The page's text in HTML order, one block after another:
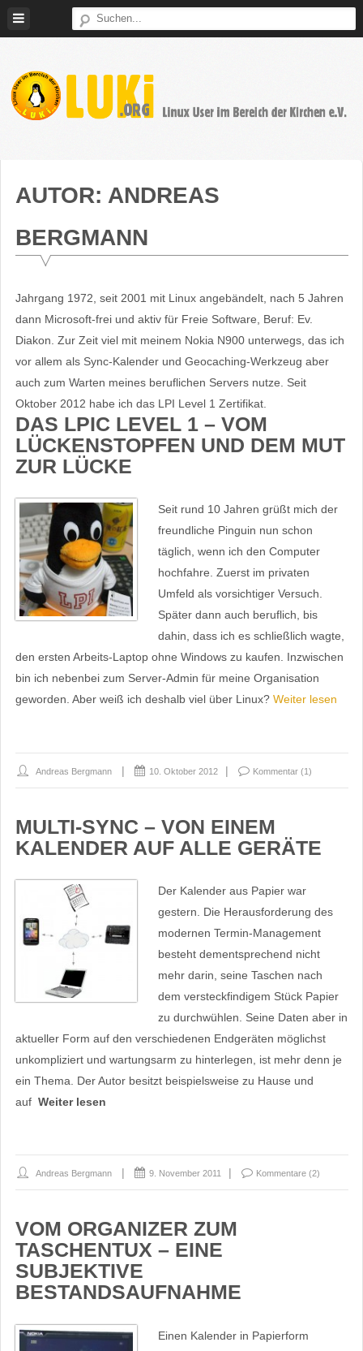
Bereich
Kirchen
AUTOR: ANDREAS
BERGMANN
Jahrgang 1972, seit 2001 mit Linux angebändelt, nach 5 Jahren
dann Microsoft-frei und aktiv für Freie Software, Beruf: Ev.
Diakon. Zur Zeit viel mit meinem Nokia N900 unterwegs, das ich
vor allem als Sync-Kalender und Geocaching-Werkzeug aber
auch zum Warten meines beruflichen Servers nutze. Seit
Oktober 2012 habe ich das LPI Level 1 Zertifikat.
DAS LPIC LEVEL 1 – VOM
LÜCKENSTOPFEN UND DEM MUT
ZUR LÜCKE
Seit rund 10 Jahren grüßt mich der
freundliche Pinguin nun schon
täglich, wenn ich den Computer
hochfahre. Zuerst im privaten
Umfeld als vorsichtiger Versuch.
Später dann auch beruflich, bis
dahin, dass ich es schließlich wagte,
den ersten Arbeits-Laptop ohne Windows zu kaufen. Inzwischen
bin ich nebenbei zum Server-Admin für meine Organisation
geworden. Aber weiß ich deshalb viel über Linux? Weiter lesen
Andreas Bergmann 10. Oktober 2012 Kommentar (1)
MULTI-SYNC – VON EINEM
KALENDER AUF ALLE GERÄTE
Der Kalender aus Papier war
gestern. Die Herausforderung des
modernen Termin-Management
besteht dementsprechend nicht
mehr darin, seine Taschen nach
dem versteckfindigem Stück Papier
zu durchwühlen. Seine Daten aber in
aktueller Form auf den verschiedenen Endgeräten möglichst
unkompliziert und wartungsarm zu hinterlegen, ist mehr denn je
ein Thema. Der Autor besitzt beispielsweise zu Hause und
auf Weiter lesen
Andreas Bergmann 9. November 2011 Kommentare (2)
VOM ORGANIZER ZUM
TASCHENTUX – EINE
SUBJEKTIVE
BESTANDSAUFNAHME
Einen Kalender in Papierform